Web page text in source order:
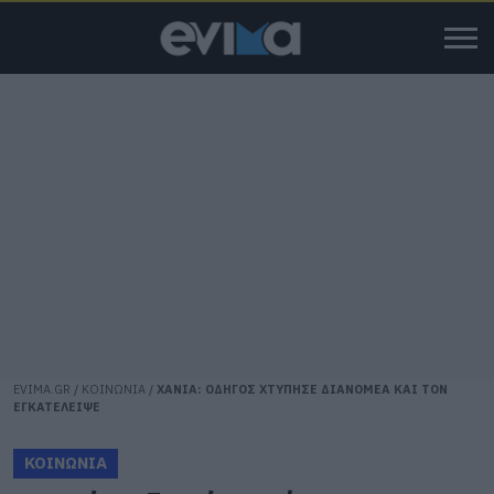
EVIMA.GR / ΚΟΙΝΩΝΙΑ / ΧΑΝΙΑ: ΟΔΗΓΟΣ ΧΤΥΠΗΣΕ ΔΙΑΝΟΜΕΑ ΚΑΙ ΤΟΝ
ΕΓΚΑΤΕΛΕΙΨΕ
ΚΟΙΝΩΝΙΑ